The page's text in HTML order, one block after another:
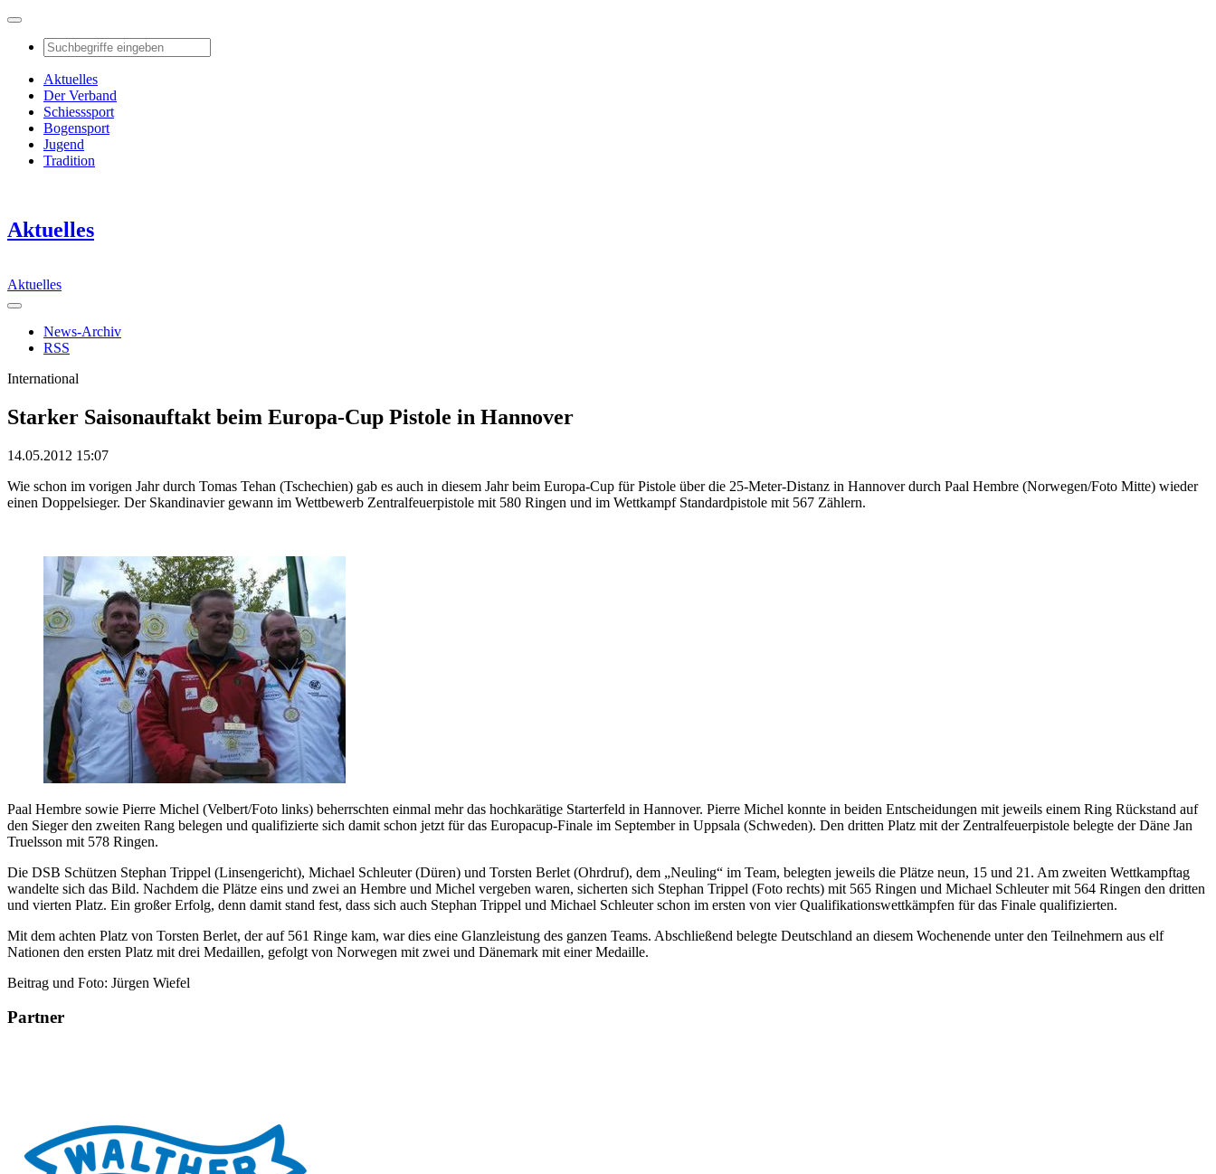
Aktuelles
Der Verband
Schiesssport
Bogensport
Jugend
Tradition
Aktuelles
Aktuelles
News-Archiv
RSS
International
Starker Saisonauftakt beim Europa-Cup Pistole in Hannover
14.05.2012 15:07
Wie schon im vorigen Jahr durch Tomas Tehan (Tschechien) gab es auch in diesem Jahr beim Europa-Cup für Pistole über die 25-Meter-Distanz in Hannover durch Paal Hembre (Norwegen/Foto Mitte) wieder
einen Doppelsieger. Der Skandinavier gewann im Wettbewerb Zentralfeuerpistole mit 580 Ringen und im Wettkampf Standardpistole mit 567 Zählern.
Paal Hembre sowie Pierre Michel (Velbert/Foto links) beherrschten einmal mehr das hochkarätige Starterfeld in Hannover. Pierre Michel konnte in beiden Entscheidungen mit jeweils einem Ring Rückstand auf
den Sieger den zweiten Rang belegen und qualifizierte sich damit schon jetzt für das Europacup-Finale im September in Uppsala (Schweden). Den dritten Platz mit der Zentralfeuerpistole belegte der Däne Jan
Truelsson mit 578 Ringen.
Die DSB Schützen Stephan Trippel (Linsengericht), Michael Schleuter (Düren) und Torsten Berlet (Ohrdruf), dem „Neuling“ im Team, belegten jeweils die Plätze neun, 15 und 21. Am zweiten Wettkampftag
wandelte sich das Bild. Nachdem die Plätze eins und zwei an Hembre und Michel vergeben waren, sicherten sich Stephan Trippel (Foto rechts) mit 565 Ringen und Michael Schleuter mit 564 Ringen den dritten
und vierten Platz. Ein großer Erfolg, denn damit stand fest, dass sich auch Stephan Trippel und Michael Schleuter schon im ersten von vier Qualifikationswettkämpfen für das Finale qualifizierten.
Mit dem achten Platz von Torsten Berlet, der auf 561 Ringe kam, war dies eine Glanzleistung des ganzen Teams. Abschließend belegte Deutschland an diesem Wochenende unter den Teilnehmern aus elf
Nationen den ersten Platz mit drei Medaillen, gefolgt von Norwegen mit zwei und Dänemark mit einer Medaille.
Beitrag und Foto: Jürgen Wiefel
Partner